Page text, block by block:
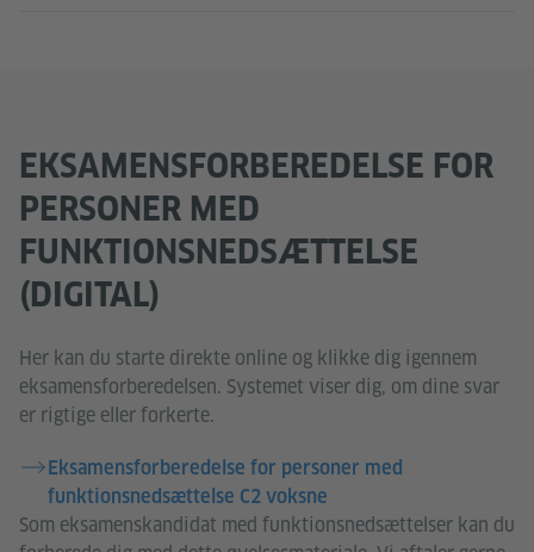
EKSAMENSFORBEREDELSE FOR
PERSONER MED
FUNKTIONSNEDSÆTTELSE
(DIGITAL)
Her kan du starte direkte online og klikke dig igennem
eksamensforberedelsen. Systemet viser dig, om dine svar
er rigtige eller forkerte.
Eksamensforberedelse for personer med
funktionsnedsættelse C2 voksne
Som eksamenskandidat med funktionsnedsættelser kan du